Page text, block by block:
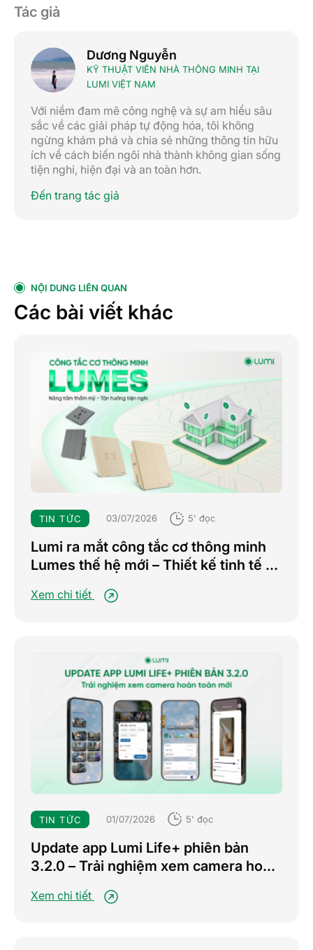
Tác giả
Dương Nguyễn
KỸ THUẬT VIÊN NHÀ THÔNG MINH TẠI
LUMI VIỆT NAM
Với niềm đam mê công nghệ và sự am hiểu sâu
sắc về các giải pháp tự động hóa, tôi không
ngừng khám phá và chia sẻ những thông tin hữu
ích về cách biến ngôi nhà thành không gian sống
tiện nghi, hiện đại và an toàn hơn.
Đến trang tác giả
NỘI DUNG LIÊN QUAN
Các bài viết khác
TIN TỨC 03/07/2026 5' đọc
Lumi ra mắt công tắc cơ thông minh
Lumes thế hệ mới – Thiết kế tinh tế –
Xem chi tiết
TIN TỨC 01/07/2026 5' đọc
Update app Lumi Life+ phiên bản
3.2.0 – Trải nghiệm xem camera hoàn
Xem chi tiết